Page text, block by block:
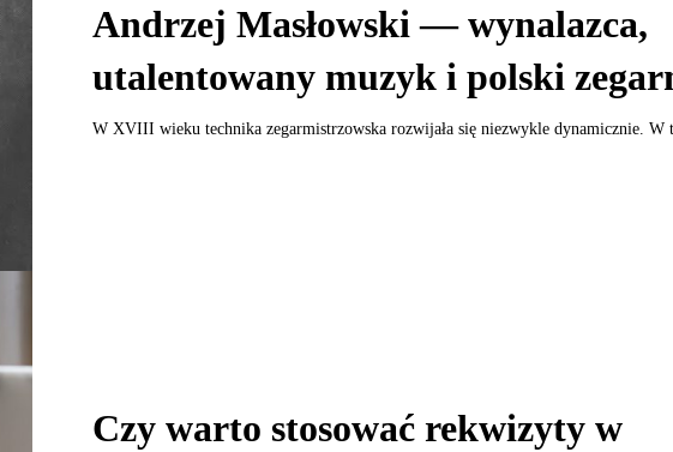
Andrzej Masłowski — wynalazca,
utalentowany muzyk i polski
W XVIII wieku technika zegarmistrzowska rozwijała się niezwykle dynamicznie. W
Czy warto stosować rekwizyty w